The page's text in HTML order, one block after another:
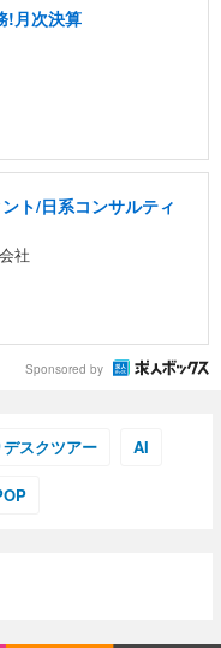
!月次決算
ト/日系コンサルティ
社
Sponsored by
スクツアー AI